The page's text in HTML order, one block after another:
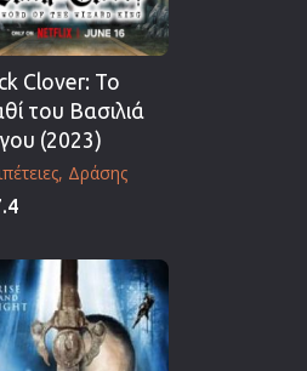
Clover: Το
του Βασιλιά
(2023)
Δράσης